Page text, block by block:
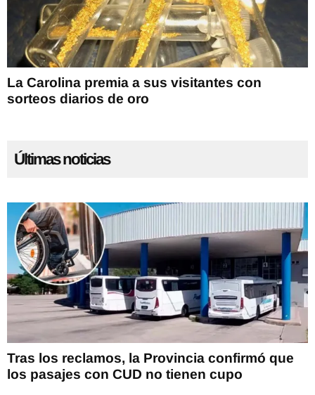
La Carolina premia a sus visitantes con
sorteos diarios de oro
Últimas noticias
Tras los reclamos, la Provincia confirmó que
los pasajes con CUD no tienen cupo